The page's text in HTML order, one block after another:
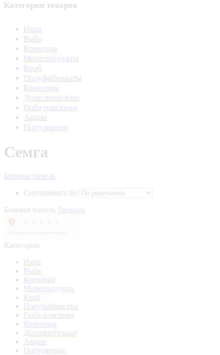
Категории товаров
Икра
Рыба
Креветки
Морепродукты
Краб
Полуфабрикаты
Консервы
Дополнительно
Рыба пластами
Акции
Популярные
Семга
Боковая панель
Сортировать по
Боковая панель Закрыть
Категории
Икра
Рыба
Креветки
Морепродукты
Краб
Полуфабрикаты
Рыба пластами
Консервы
Дополнительно
Акции
Популярные